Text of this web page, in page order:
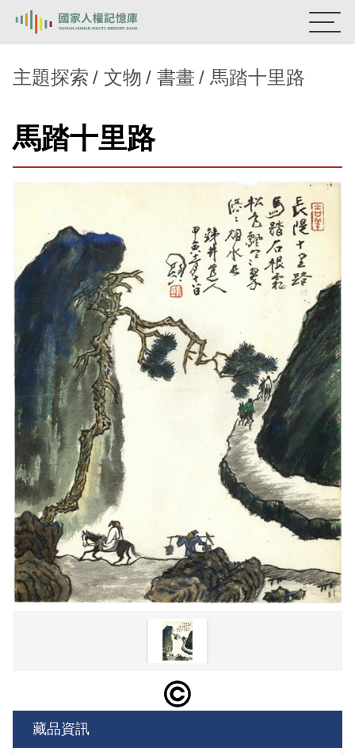
新生訓導處
蛋殼畫
主題探索
關於我們
意見信箱
主題探索 文物 書畫 馬踏十里路
馬踏十里路
藏品資訊